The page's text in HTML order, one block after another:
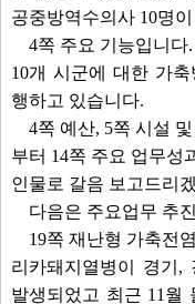
공중방역수의사 10명
4쪽 주요 기능입니다
10개 시군에 대한 가
행하고 있습니다.
4쪽 예산, 5쪽 시설
부터 14쪽 주요 업무성
인물로 갈음 보고드리
다음은 주요업무 추
19쪽 재난형 가축전
리카돼지열병이 경기,
발생되었고 최근 11월